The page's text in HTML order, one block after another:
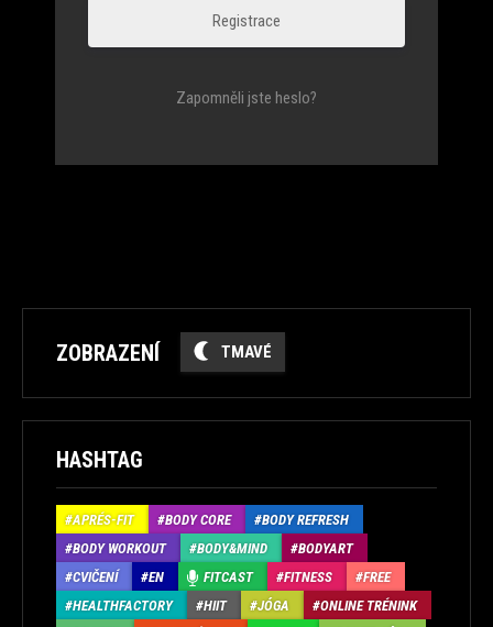
Registrace
Zapomněli jste heslo?
ZOBRAZENÍ TMAVÉ
HASHTAG
APRÉS-FIT BODY CORE
BODY REFRESH
BODY WORKOUT
BODY&MIND
BODYART
CVIČENÍ
EN FITCAST FITNESS
FREE
HEALTHFACTORY
HIIT JÓGA
ONLINE TRÉNINK